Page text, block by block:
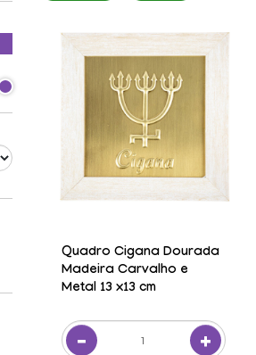
Quadro Cigana Dourada
Madeira Carvalho e
Metal 13 x13 cm